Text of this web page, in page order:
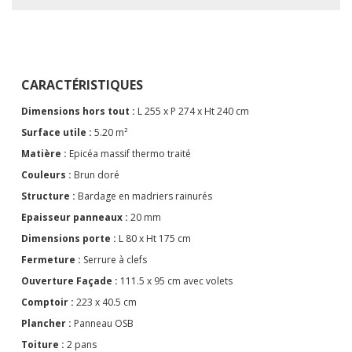
CARACTÉRISTIQUES
Dimensions hors tout : L 255 x P 274 x Ht 240 cm
Surface utile : 5.20 m²
Matière : Epicéa massif thermo traité
Couleurs : Brun doré
Structure : Bardage en madriers rainurés
Epaisseur panneaux : 20 mm
Dimensions porte : L 80 x Ht 175 cm
Fermeture : Serrure à clefs
Ouverture Façade : 111.5 x 95 cm avec volets
Comptoir : 223 x 40.5 cm
Plancher : Panneau OSB
Toiture : 2 pans